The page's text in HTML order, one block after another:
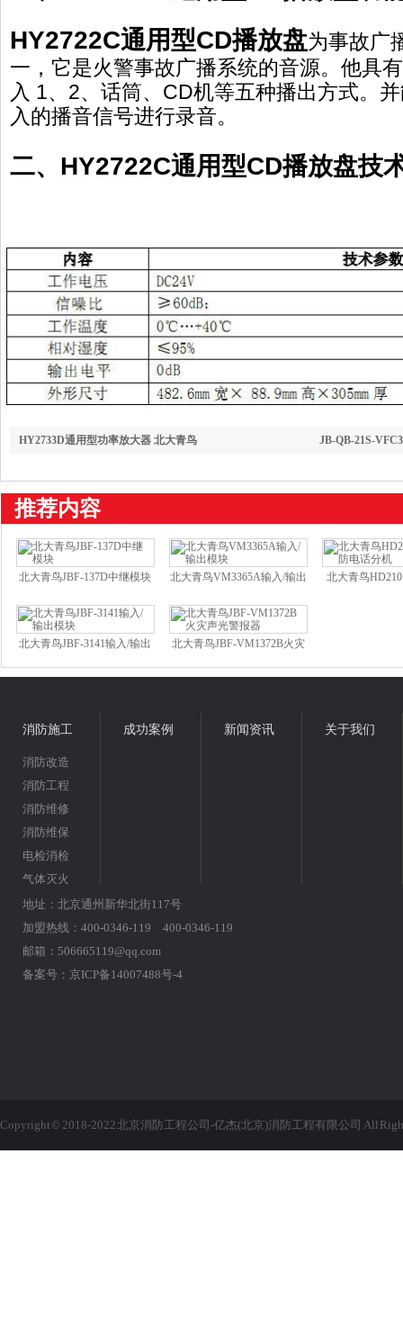
HY2722C通用型CD播放盘为事故广
一，它是火警事故广播系统的音源。他具
入 1、2、话筒、CD机等五种播出方式。
入的播音信号进行录音。
二、HY2722C通用型CD播放盘技
JB-QB-21S-
HY2733D通用型功率放大器 北大青鸟
推荐内容
北大青鸟JBF-137D中继模块
北大青鸟VM3365A输入/输出
北大青鸟
北大青鸟JBF-3141输入/输出
北大青鸟JBF-VM1372B火灾
消防施工
消防改造
消防工程
消防维修
消防维保
电检消检
气体灭火
成功案例 新闻资讯 关于我们
地址：北京通州新华北街117号
加盟热线：400-0346-119 400-0346-119
邮箱：506665119@qq.com
备案号： 京ICP备14007488号-4
Copyright © 2018-2022 北京消防工程公司-亿杰(北京)消防工程有限公司 All